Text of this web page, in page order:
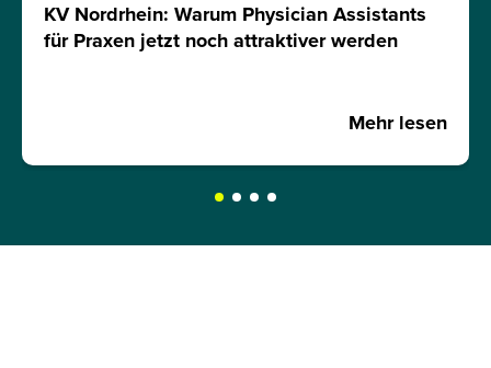
KV Nordrhein: Warum Physician Assistants
für Praxen jetzt noch attraktiver werden
Mehr lesen